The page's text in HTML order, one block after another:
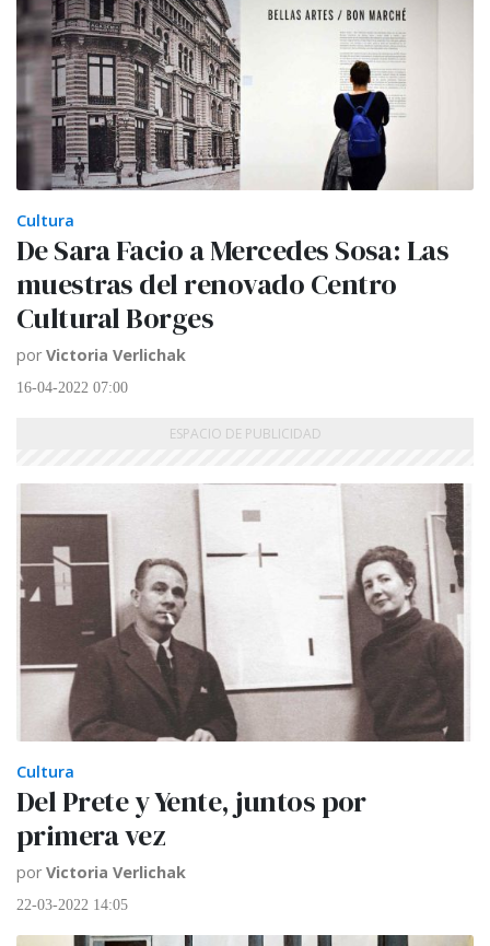
Cultura
De Sara Facio a Mercedes Sosa: Las
muestras del renovado Centro
Cultural Borges
porVictoria Verlichak
16-04-2022 07:00
Cultura
Del Prete y Yente, juntos por
primera vez
porVictoria Verlichak
22-03-2022 14:05